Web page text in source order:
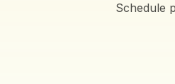
Schedule